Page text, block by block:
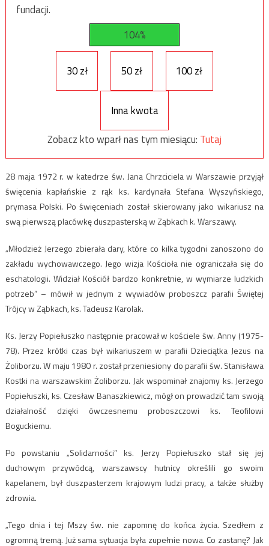
fundacji.
104%
30 zł 50 zł 100 zł
Inna kwota
Zobacz kto wparł nas tym miesiącu: Tutaj
28 maja 1972 r. w katedrze św. Jana Chrzciciela w Warszawie przyjął
święcenia kapłańskie z rąk ks. kardynała Stefana Wyszyńskiego,
prymasa Polski. Po święceniach został skierowany jako wikariusz na
swą pierwszą placówkę duszpasterską w Ząbkach k. Warszawy.
„Młodzież Jerzego zbierała dary, które co kilka tygodni zanoszono do
zakładu wychowawczego. Jego wizja Kościoła nie ograniczała się do
eschatologii. Widział Kościół bardzo konkretnie, w wymiarze ludzkich
potrzeb” – mówił w jednym z wywiadów proboszcz parafii Świętej
Trójcy w Ząbkach, ks. Tadeusz Karolak.
Ks. Jerzy Popiełuszko następnie pracował w kościele św. Anny (1975-
78). Przez krótki czas był wikariuszem w parafii Dzieciątka Jezus na
Żoliborzu. W maju 1980 r. został przeniesiony do parafii św. Stanisława
Kostki na warszawskim Żoliborzu. Jak wspominał znajomy ks. Jerzego
Popiełuszki, ks. Czesław Banaszkiewicz, mógł on prowadzić tam swoją
działalność dzięki ówczesnemu proboszczowi ks. Teofilowi
Boguckiemu.
Po powstaniu „Solidarności” ks. Jerzy Popiełuszko stał się jej
duchowym przywódcą, warszawscy hutnicy określili go swoim
kapelanem, był duszpasterzem krajowym ludzi pracy, a także służby
zdrowia.
„Tego dnia i tej Mszy św. nie zapomnę do końca życia. Szedłem z
ogromną tremą. Już sama sytuacja była zupełnie nowa. Co zastanę? Jak